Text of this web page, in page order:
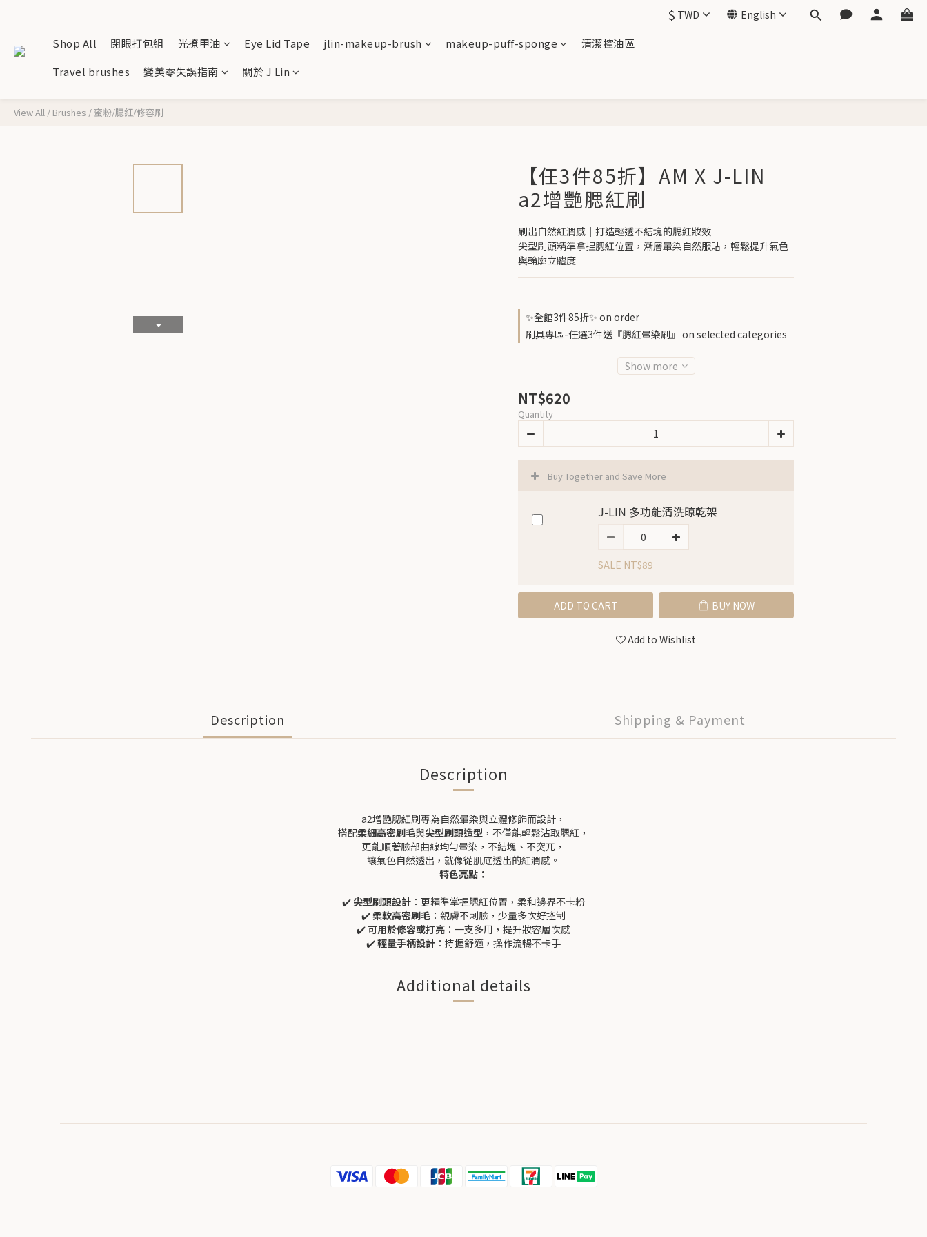
$ TWD English
Shop All 閉眼打包組 光撩甲油 Eye Lid Tape jlin-makeup-brush makeup-puff-sponge
清潔控油區
Travel brushes
變美零失誤指南 關於 J Lin
View All / Brushes / 蜜粉/腮紅/修容刷
【任3件85折】AM X J-LIN
a2增艷腮紅刷
刷出自然紅潤感｜打造輕透不結塊的腮紅妝效
尖型刷頭精準拿捏腮紅位置，漸層暈染自然服貼，輕鬆提升氣色
與輪廓立體度
✨全館3件85折✨ on order
刷具專區-任選3件送『腮紅暈染刷』 on selected categories
Show more
NT$620
Quantity
Buy Together and Save More
J-LIN 多功能清洗晾乾架
SALE NT$89
ADD TO CART BUY NOW
Add to Wishlist
Description Shipping & Payment
Description
a2增艷腮紅刷專為自然暈染與立體修飾而設計，
搭配柔細高密刷毛與尖型刷頭造型 ，不僅能輕鬆沾取腮紅，
更能順著臉部曲線均勻暈染，不結塊、不突兀，
讓氣色自然透出，就像從肌底透出的紅潤感。
特色亮點：
✔️ 尖型刷頭設計 ：更精準掌握腮紅位置，柔和邊界不卡粉
✔️柔軟高密刷毛 ：親膚不刺臉，少量多次好控制
✔️可用於修容或打亮 ：一支多用，提升妝容層次感
✔️輕量手柄設計 ：持握舒適，操作流暢不卡手
Additional details